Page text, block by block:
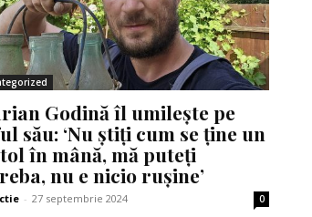
Godină îl umilește pe
său: ‘Nu știți cum se ține un
în mână, mă puteți
nu e nicio rușine’
- 27 septembrie 2024 0